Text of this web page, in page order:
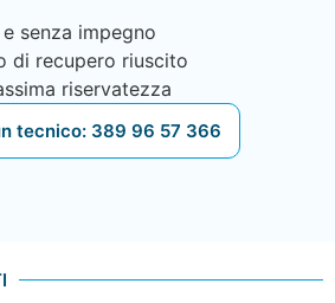
senza impegno
di recupero riuscito
riservatezza
tecnico: 389 96 57 366